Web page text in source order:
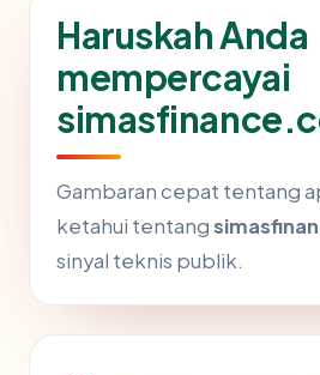
Haruskah Anda
mempercayai
Gambaran cepat tentang
ketahui tentang
sinyal teknis publik.